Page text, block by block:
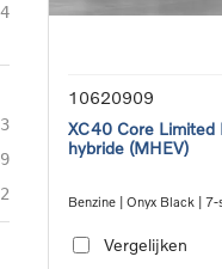
10620909
XC40 Core Limited
hybride (MHEV)
Benzine | Onyx Black |
Vergelijken